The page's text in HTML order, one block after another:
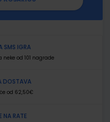
SMS IGRA
od 101 nagrade
DOSTAVA
od 62,50€
NA RATE